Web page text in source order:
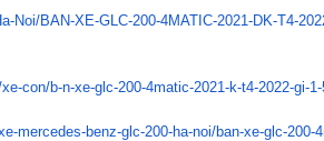
Noi/BAN-XE-GLC-200-4MATIC-2021-DK-T4-
con/b-n-xe-glc-200-4matic-2021-k-t4-2022-gi-
mercedes-benz-glc-200-ha-noi/ban-xe-glc-200-